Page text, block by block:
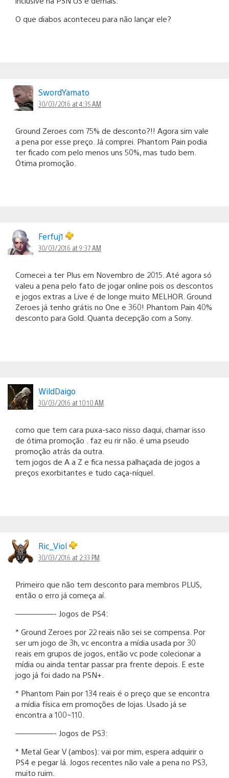
O que diabos aconteceu para não lançar ele?
SwordYamato
30/03/2016 at 4:35 AM
Ground Zeroes com 75% de desconto?!! Agora sim vale
a pena por esse preço. Já comprei. Phantom Pain podia
ter ficado com pelo menos uns 50%, mas tudo bem.
Ótima promoção.
Ferfuj1
30/03/2016 at 9:37 AM
Comecei a ter Plus em Novembro de 2015. Até agora só
valeu a pena pelo fato de jogar online pois os descontos
e jogos extras a Live é de longe muito MELHOR. Ground
Zeroes já tenho grátis no One e 360! Phantom Pain 40%
desconto para Gold. Quanta decepção com a Sony.
WildDaigo
30/03/2016 at 10:10 AM
como que tem cara puxa-saco nisso daqui, chamar isso
de ótima promoção . faz eu rir não. é uma pseudo
promoção atrás da outra.
tem jogos de A a Z e fica nessa palhaçada de jogos a
preços exorbitantes e tudo caça-níquel.
Ric_Viol
30/03/2016 at 2:33 PM
Primeiro que não tem desconto para membros PLUS,
então o erro já começa aí.
—————- Jogos de PS4:
* Ground Zeroes por 22 reais não sei se compensa. Por
ser um jogo de 3h, vc encontra a mídia usada por 30
reais em grupos de jogos, então vc pode colecionar a
mídia ou ainda tentar passar pra frente depois. E este
jogo já foi dado na PSN+.
* Phantom Pain por 134 reais é o preço que se encontra
a mídia física em promoções de lojas. Usado já se
encontra a 100~110.
—————- Jogos de PS3:
* Metal Gear V (ambos): vai por mim, espera adquirir o
PS4 e pegar lá. Jogos recentes não vale a pena no PS3,
muito ruim.